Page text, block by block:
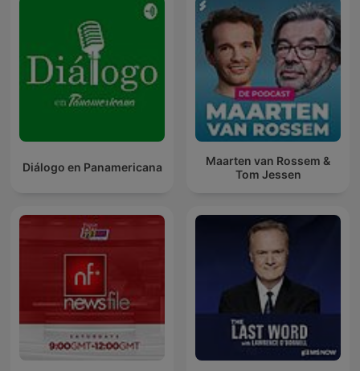
Diálogo en Panamericana
Maarten van Rossem &
Tom Jessen